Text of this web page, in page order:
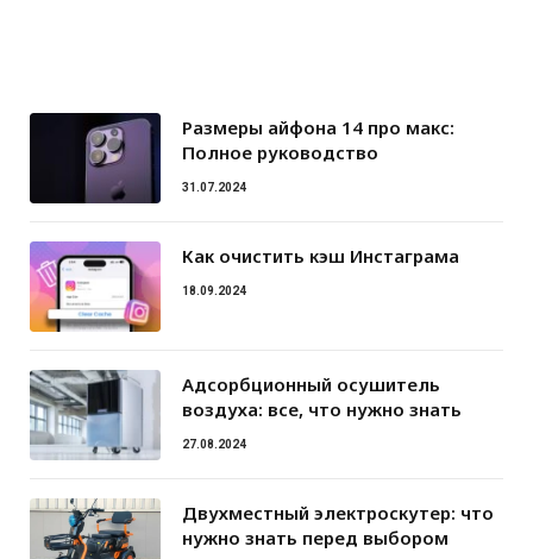
Размеры айфона 14 про макс:
Полное руководство
31.07.2024
Как очистить кэш Инстаграма
18.09.2024
Адсорбционный осушитель
воздуха: все, что нужно знать
27.08.2024
Двухместный электроскутер: что
нужно знать перед выбором